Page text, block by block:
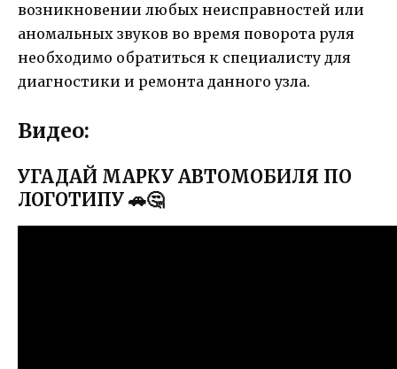
возникновении любых неисправностей или
аномальных звуков во время поворота руля
необходимо обратиться к специалисту для
диагностики и ремонта данного узла.
Видео:
УГАДАЙ МАРКУ АВТОМОБИЛЯ ПО
ЛОГОТИПУ 🚗🤔